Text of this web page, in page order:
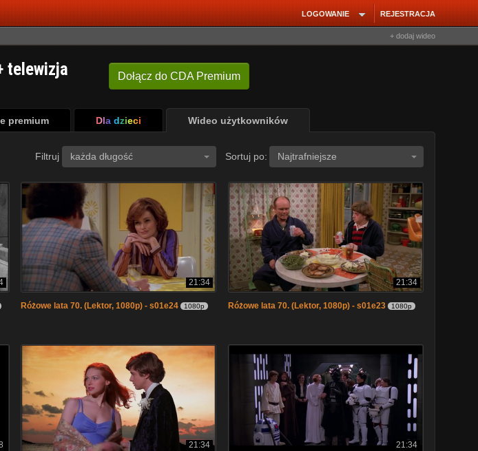
REJESTRACJA
LOGOWANIE
+ dodaj wideo
Dołącz do CDA Premium
telewizja
premium Dla dzieci Wideo użytkowników
Filtruj każda długość Sortuj po: Najtrafniejsze
21:34
Różowe lata 70. (Lektor, 1080p) - s01e24 1080p
21:34
Różowe lata 70. (Lektor, 1080p) - s01e23 1080p
21:34 21:34